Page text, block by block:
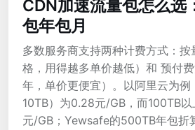
CDN加速流量包怎么选
包年包月
多数服务商支持两种计费方式：按
格，用得越多单价越低）和 预付
年，单价更便宜）。以阿里云为
10TB）为0.28元/GB，而100TB以
元/GB；Yewsafe的500TB年包折